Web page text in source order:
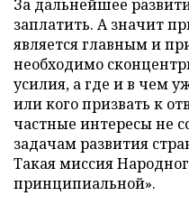
За дальнейшее
заплатить. А значит
является главным и
необходимо
усилия, а где и в чем
или кого призвать к
частные интересы не
задачам развития
Такая миссия
принципиальной».